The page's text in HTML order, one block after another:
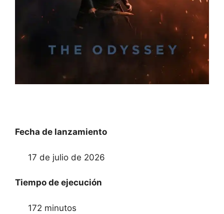
Fecha de lanzamiento
17 de julio de 2026
Tiempo de ejecución
172 minutos